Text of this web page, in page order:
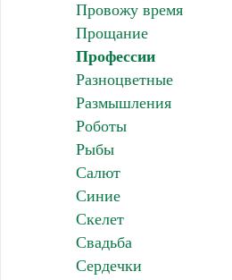
Провожу время
Прощание
Профессии
Разноцветные
Размышления
Роботы
Рыбы
Салют
Синие
Скелет
Свадьба
Сердечки